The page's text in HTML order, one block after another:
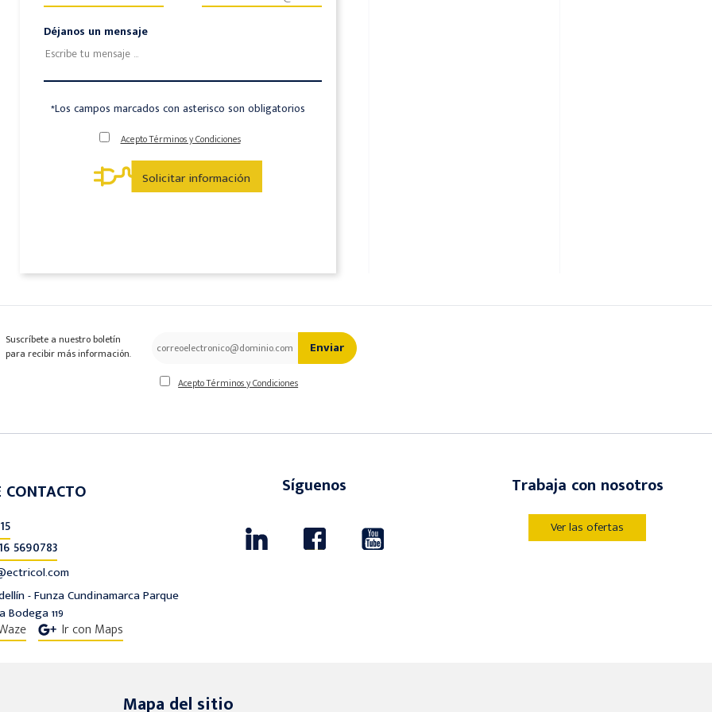
Déjanos un mensaje
*Los campos marcados con asterisco son obligatorios
Acepto Términos y Condiciones
Solicitar información
Suscríbete a nuestro boletín
para recibir más información.
Enviar
Acepto Términos y Condiciones
Ir con Maps
5690783
- Funza Cundinamarca Parque
119
Síguenos Trabaja con nosotros
Ver las ofertas
Mapa del sitio